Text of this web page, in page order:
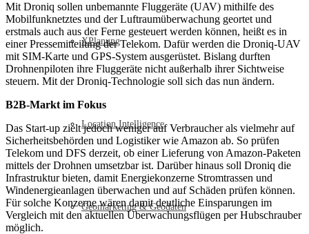
XPlanung
Location Intelligence
Geomarketing & Geodaten
Mit Droniq sollen unbemannte Fluggeräte (UAV) mithilfe des
Mobilfunknetztes und der Luftraumüberwachung geortet und
erstmals auch aus der Ferne gesteuert werden können, heißt es in
einer Pressemitteilung der Telekom. Dafür werden die Droniq-UAV
mit SIM-Karte und GPS-System ausgerüstet. Bislang durften
Drohnenpiloten ihre Fluggeräte nicht außerhalb ihrer Sichtweise
steuern. Mit der Droniq-Technologie soll sich das nun ändern.
B2B-Markt im Fokus
Das Start-up zielt jedoch weniger auf Verbraucher als vielmehr auf
Sicherheitsbehörden und Logistiker wie Amazon ab. So prüfen
Telekom und DFS derzeit, ob einer Lieferung von Amazon-Paketen
mittels der Drohnen umsetzbar ist. Darüber hinaus soll Droniq die
Infrastruktur bieten, damit Energiekonzerne Stromtrassen und
Windenergieanlagen überwachen und auf Schäden prüfen können.
Für solche Konzerne wären damit deutliche Einsparungen im
Vergleich mit den aktuellen Überwachungsflügen per Hubschrauber
möglich.